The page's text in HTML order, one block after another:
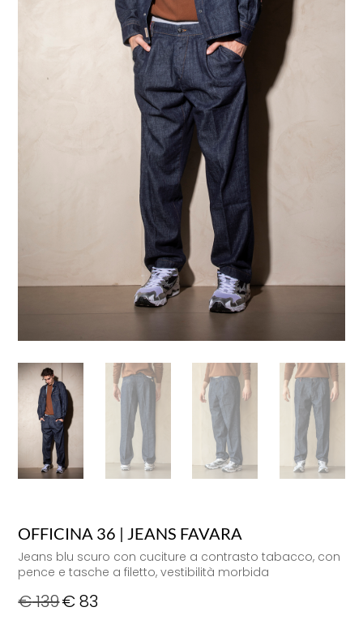
OFFICINA 36 | JEANS FAVARA
Jeans blu scuro con cuciture a contrasto tabacco, con
pence e tasche a filetto, vestibilità morbida
€139€83